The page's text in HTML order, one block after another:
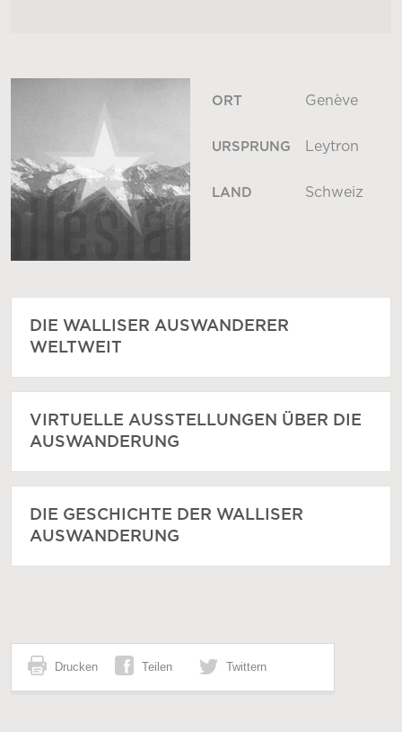
ORT Genève
URSPRUNG Leytron
LAND Schweiz
DIE WALLISER AUSWANDERER
WELTWEIT
VIRTUELLE AUSSTELLUNGEN ÜBER DIE
AUSWANDERUNG
DIE GESCHICHTE DER WALLISER
AUSWANDERUNG
Drucken Teilen Twittern